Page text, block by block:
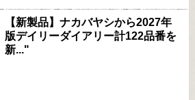
【新製品】ナカバヤシから2027年
版デイリーダイアリー計122品番を
新..."